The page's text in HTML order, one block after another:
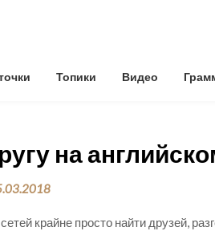
Топики Видео
на
крайне просто найти друзей,